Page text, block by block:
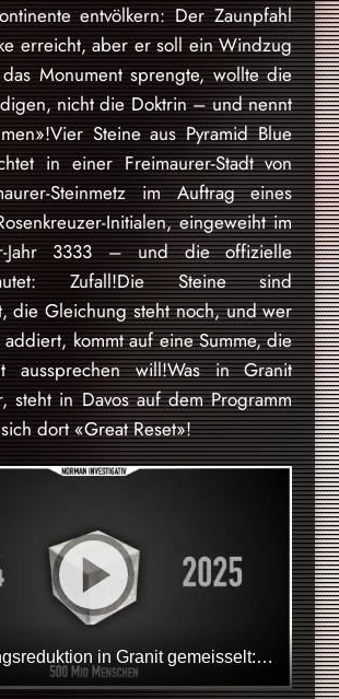
entvölkern: Der Zaunpfahl
erreicht, aber er soll ein Windzug
Monument sprengte, wollte die
nicht die Doktrin – und nennt
Steine aus Pyramid Blue
in einer Freimaurer-Stadt von
Steinmetz im Auftrag eines
Initialen, eingeweiht im
Jahr 3333 – und die offizielle
Zufall!Die Steine sind
die Gleichung steht noch, und wer
kommt auf eine Summe, die
aussprechen will!Was in Granit
steht in Davos auf dem Programm
dort «Great Reset»!
Bevölkerungsreduktion in Granit gemeisselt: Was auf den Georgia Guidestones wirklich steht